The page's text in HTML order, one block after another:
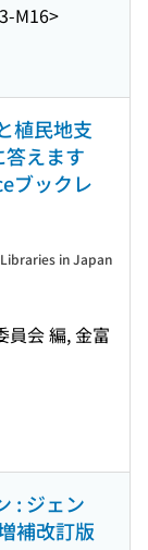
M16>
植民地支
答えます
ブックレ
員会 編, 金富
in Japan
: ジェン
補改訂版